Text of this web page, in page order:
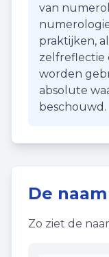
van
praktijken,
zelfreflectie
worden
absolute
beschouwd.
De
Zo ziet de